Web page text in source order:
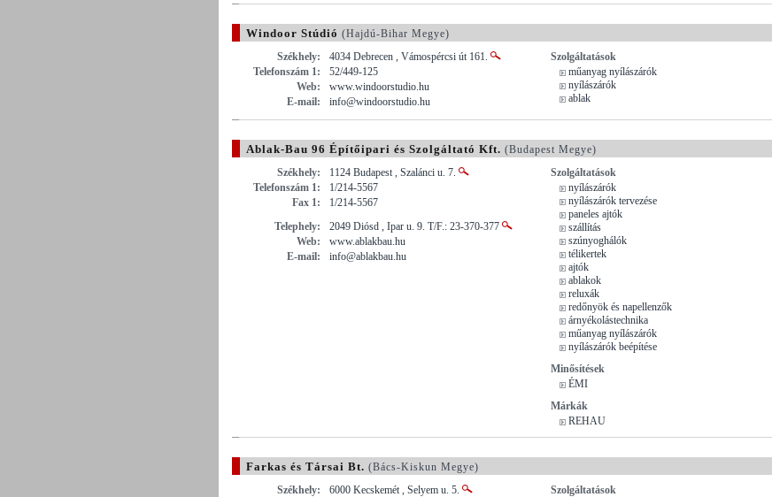
Windoor Stúdió (Hajdú-Bihar Megye)
Székhely:
4034 Debrecen , Vámospércsi út 161.
Telefonszám 1:
52/449-125
Web:
www.windoorstudio.hu
E-mail:
info@windoorstudio.hu
Szolgáltatások
műanyag nyílászárók
nyílászárók
ablak
Ablak-Bau 96 Építőipari és Szolgáltató Kft. (Budapest Megye)
Székhely:
1124 Budapest , Szalánci u. 7.
Telefonszám 1:
1/214-5567
Fax 1:
1/214-5567
Telephely:
2049 Diósd , Ipar u. 9. T/F.: 23-370-377
Web:
www.ablakbau.hu
E-mail:
info@ablakbau.hu
Szolgáltatások
nyílászárók
nyílászárók tervezése
paneles ajtók
szállítás
szúnyoghálók
télikertek
ajtók
ablakok
reluxák
redőnyök és napellenzők
árnyékolástechnika
műanyag nyílászárók
nyílászárók beépítése
Minősítések
ÉMI
Márkák
REHAU
Farkas és Társai Bt. (Bács-Kiskun Megye)
Székhely:
6000 Kecskemét , Selyem u. 5.
Szolgáltatások